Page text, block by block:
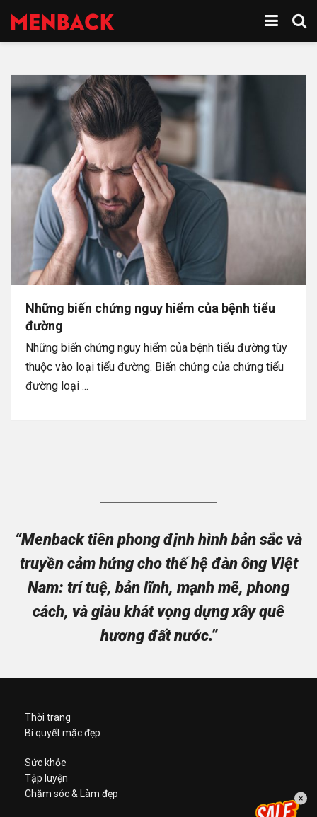
Những biến chứng nguy hiểm của bệnh tiểu
đường
Những biến chứng nguy hiểm của bệnh tiểu đường tùy
thuộc vào loại tiểu đường. Biến chứng của chứng tiểu
đường loại ...
“Menback tiên phong định hình bản sắc và
truyền cảm hứng cho thế hệ đàn ông Việt
Nam: trí tuệ, bản lĩnh, mạnh mẽ, phong
cách, và giàu khát vọng dựng xây quê
hương đất nước.”
Thời trang
Bí quyết mặc đẹp
Sức khỏe
Tập luyện
Chăm sóc & Làm đẹp
×